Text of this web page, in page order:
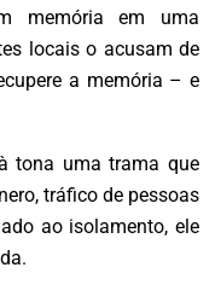
memória em uma
locais o acusam de
a memória – e
tona uma trama que
tráfico de pessoas
ao isolamento, ele